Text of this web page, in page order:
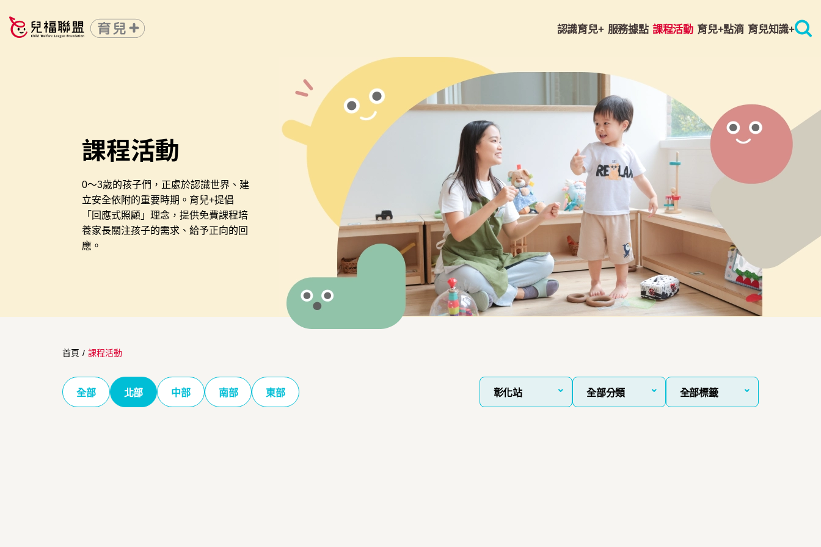
認識育兒+ 服務據點 課程活動 育兒+點滴 育兒知識+
課程活動
0～3歲的孩子們，正處於認識世界、建
立安全依附的重要時期。育兒+提倡
「回應式照顧」理念，提供免費課程培
養家長關注孩子的需求、給予正向的回
應。
首頁 / 課程活動
全部 北部 中部 南部 東部 彰化站 全部分類 全部標籤